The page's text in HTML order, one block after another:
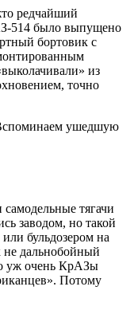
редчайший
514 было выпущено
бортовик с
из
точно
тягачи
заводом, но такой
бульдозером на
не дальнобойный
уж очень КрАЗы
Потому